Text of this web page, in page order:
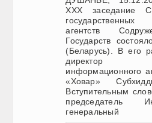
ХХХ заседание
агентств
Государств
(Беларусь). В его
директор
информационного
«Ховар»
Вступительным
председатель
генеральный